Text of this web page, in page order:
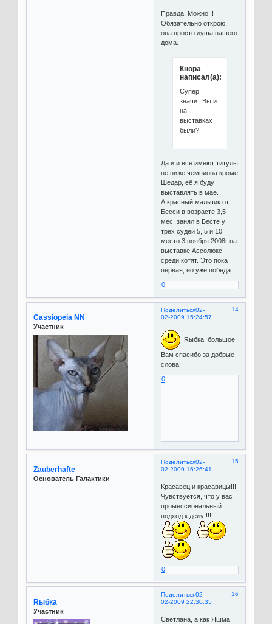
Правда! Можно!!!
Обязательно открою,
она просто душа нашего
дома.
Кнора
написал(а):
Супер,
значит Вы и
на
выставках
были?
Да и и все имеют титулы
не ниже чемпиона кроме
Шедар, её я буду
выставлять в мае.
А красный мальчик от
Бесси в возрасте 3,5
мес. занял в Бесте у
трёх судей 5, 5 и 10
место 3 ноября 2008г на
выставке Ассолюкс
среди котят. Это пока
первая, но уже победа.
0
Поделиться 14
02-
02-2009 15:24:57
Cassiopeia NN
Участник
Rыбка, большое
Вам спасибо за добрые
слова.
0
Поделиться 15
02-
02-2009 16:26:41
Zauberhafte
Основатель Галактики
Красавец и красавицы!!!
Чувствуется, что у вас
проыессиональный
подход к делу!!!!!!
0
Поделиться 16
02-
02-2009 22:30:35
Rыбка
Участник
Светлана, а как Яшма